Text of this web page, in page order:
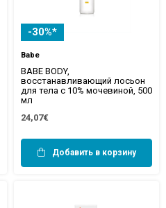
-30%*
Babe
BABE BODY,
восстанавливающий лосьон
для тела с 10% мочевиной, 500
мл
24,07€
Добавить в корзину